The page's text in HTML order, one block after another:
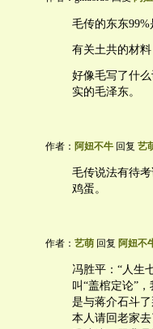
毛传的东东
有关土共的材
好像毛写了什
实的毛泽东。
作者： 阿妞不牛 回复 艺
毛传说法有待
鸡蛋。
作者： 艺萌 回复 阿妞不
冯胜平：“人生
叫“盖棺定论”
是与蒋介石斗
本人请回老家